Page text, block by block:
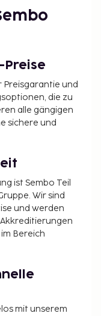
Preise
Preisgarantie und
die zu
alle gängigen
sichere und
ist Sembo Teil
Wir sind
und werden
Bereich
mit unserem